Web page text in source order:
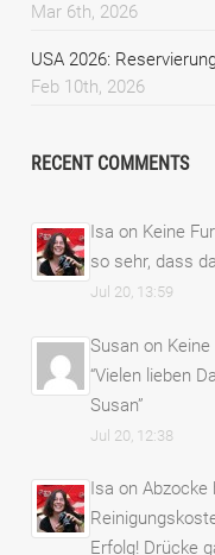
Mar 6th, 2026
USA 2026:
Feb 10th, 2026
RECENT COMMENTS
Isa on Keine
so sehr, dass
Jul 20, 13:59
Susan on
“Vielen lieben
Susan”
Jul 20, 12:38
Isa onAbzocke
Erfolg! Drücke